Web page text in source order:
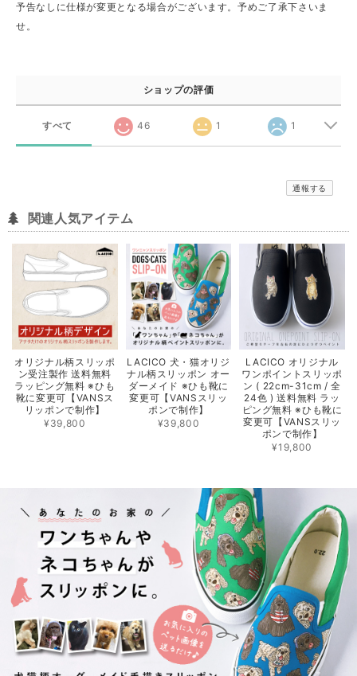
予告なしに仕様が変更となる場合がございます。予めご了承下さいま
せ。
ショップの評価
すべて 46 1 1
通報する
関連人気アイテム
オリジナル柄スリッポ
ン受注製作 送料無料
ラッピング無料 ※ひも
靴に変更可【VANSス
リッポンで制作】
¥39,800
LACICO 犬・猫オリジ
ナル柄スリッポン オー
ダーメイド ※ひも靴に
変更可【VANSスリッ
ポンで制作】
¥39,800
LACICO オリジナル
ワンポイントスリッポ
ン ( 22cm-31cm / 全
24色 ) 送料無料 ラッ
ピング無料 ※ひも靴に
変更可【VANSスリッ
ポンで制作】
¥19,800